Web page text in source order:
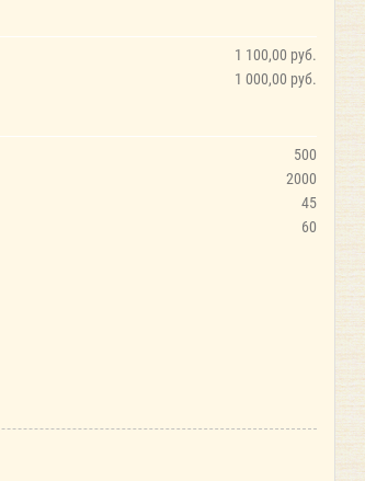
1 100,00 руб.
1 000,00 руб.
500
2000
45
60